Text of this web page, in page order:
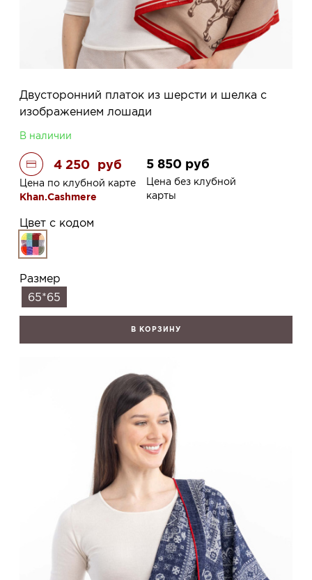
Двусторонний платок из шерсти и шелка с
изображением лошади
В наличии
4 250 руб
Цена по клубной карте
Khan.Cashmere
5 850 руб
Цена без клубной
карты
Цвет с кодом
Размер
65*65
В КОРЗИНУ